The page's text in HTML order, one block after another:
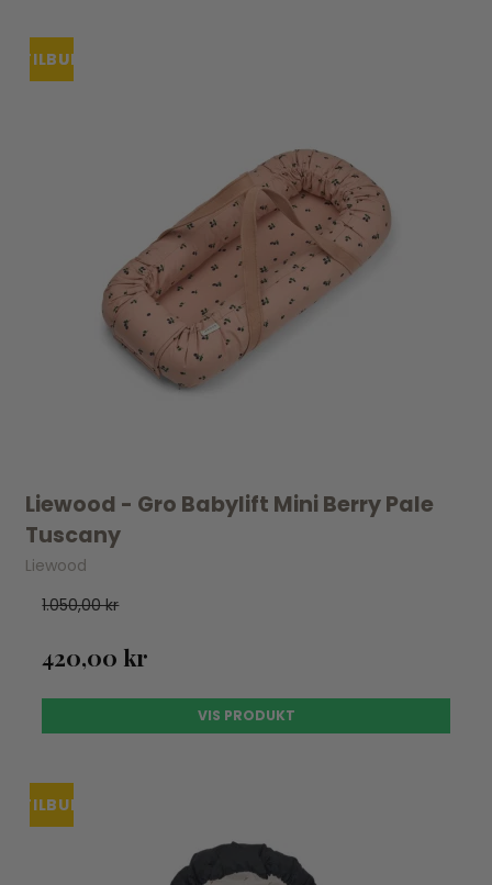
TILBUDUDSOLGT
Liewood - Gro Babylift Mini Berry Pale
Tuscany
Liewood
1.050,00 kr
420,00 kr
VIS PRODUKT
TILBUD